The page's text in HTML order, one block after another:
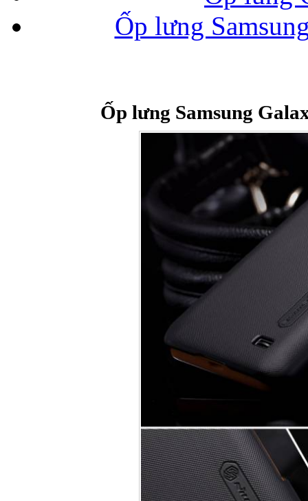
Ốp lưng
Ốp lưng Samsung